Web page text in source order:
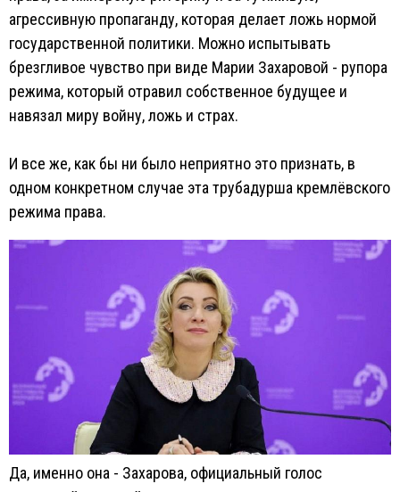
агрессивную пропаганду, которая делает ложь нормой
государственной политики. Можно испытывать
брезгливое чувство при виде Марии Захаровой - рупора
режима, который отравил собственное будущее и
навязал миру войну, ложь и страх.
И все же, как бы ни было неприятно это признать, в
одном конкретном случае эта трубадурша кремлёвского
режима права.
Да, именно она - Захарова, официальный голос